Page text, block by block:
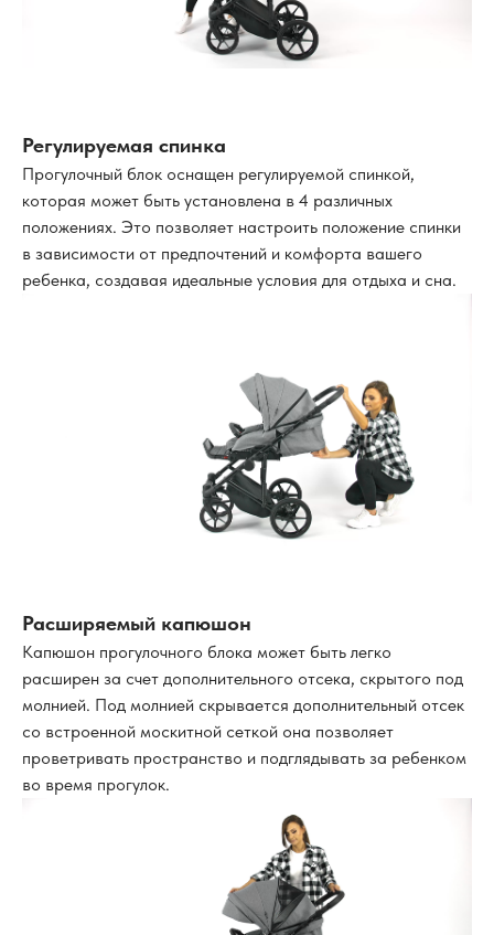
Регулируемая спинка
Прогулочный блок оснащен регулируемой спинкой,
которая может быть установлена в 4 различных
положениях. Это позволяет настроить положение спинки
в зависимости от предпочтений и комфорта вашего
ребенка, создавая идеальные условия для отдыха и сна.
Расширяемый капюшон
Капюшон прогулочного блока может быть легко
расширен за счет дополнительного отсека, скрытого под
молнией. Под молнией скрывается дополнительный отсек
со встроенной москитной сеткой она позволяет
проветривать пространство и подглядывать за ребенком
во время прогулок.